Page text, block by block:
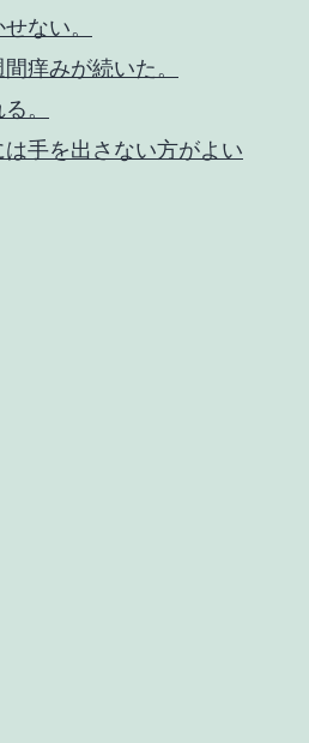
ない。
痒みが続いた。
。
手を出さない方がよい